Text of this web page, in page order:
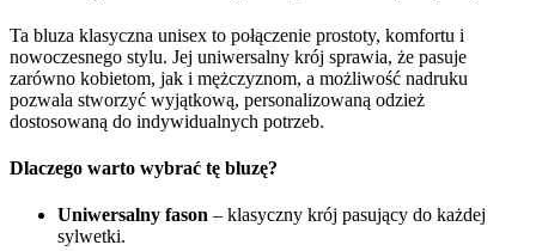
Ta bluza klasyczna unisex to połączenie prostoty, komfortu i
nowoczesnego stylu. Jej uniwersalny krój sprawia, że pasuje
zarówno kobietom, jak i mężczyznom, a możliwość nadruku
pozwala stworzyć wyjątkową, personalizowaną odzież
dostosowaną do indywidualnych potrzeb.
Dlaczego warto wybrać tę bluzę?
Uniwersalny fason – klasyczny krój pasujący do każdej
sylwetki.